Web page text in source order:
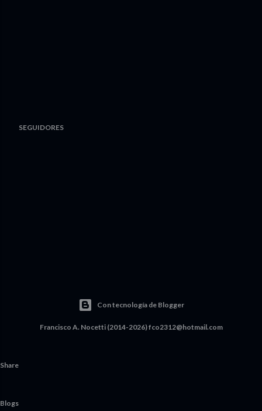
SEGUIDORES
Con tecnología de Blogger
Francisco A. Nocetti (2014-2026) fco2312@hotmail.com
Share
Blogs